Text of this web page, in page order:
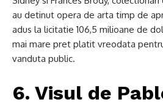
au detinut opera de arta timp de
adus la licitatie 106,5 milioane de
mai mare pret platit vreodata
vanduta public.
6. Visul de